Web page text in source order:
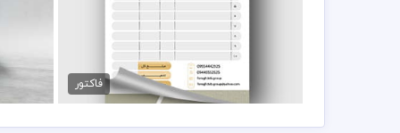
فاکتور فروش لوازم پزشکی
فاکتور